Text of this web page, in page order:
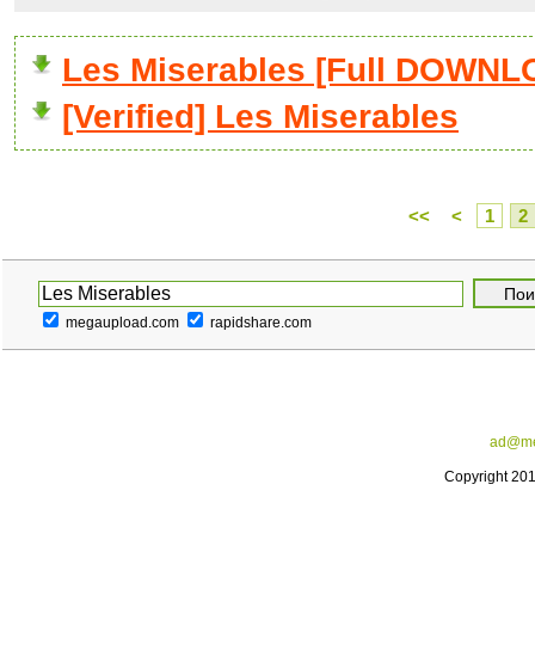
Les Miserables [Full
[Verified] Les Miserables
<< < 1 2
megaupload.com rapidshare.com
Copyright